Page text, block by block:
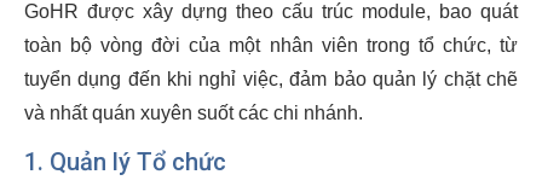
GoHR được xây dựng theo cấu trúc module, bao quát
toàn bộ vòng đời của một nhân viên trong tổ chức, từ
tuyển dụng đến khi nghỉ việc, đảm bảo quản lý chặt chẽ
và nhất quán xuyên suốt các chi nhánh.
1. Quản lý Tổ chức